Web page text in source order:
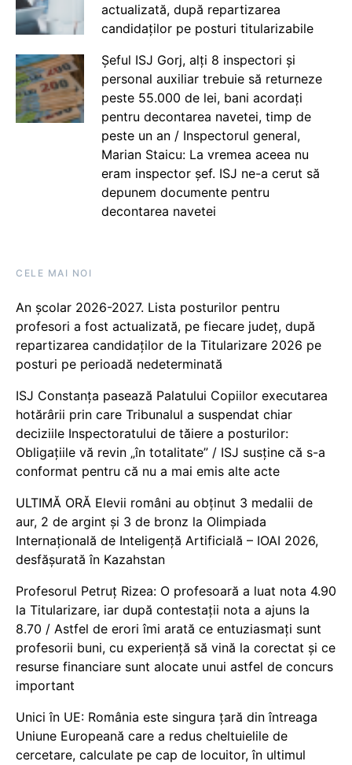
actualizată, după repartizarea
candidaților pe posturi titularizabile
Șeful ISJ Gorj, alți 8 inspectori și
personal auxiliar trebuie să returneze
peste 55.000 de lei, bani acordați
pentru decontarea navetei, timp de
peste un an / Inspectorul general,
Marian Staicu: La vremea aceea nu
eram inspector șef. ISJ ne-a cerut să
depunem documente pentru
decontarea navetei
CELE MAI NOI
An școlar 2026-2027. Lista posturilor pentru
profesori a fost actualizată, pe fiecare județ, după
repartizarea candidaților de la Titularizare 2026 pe
posturi pe perioadă nedeterminată
ISJ Constanța pasează Palatului Copiilor executarea
hotărârii prin care Tribunalul a suspendat chiar
deciziile Inspectoratului de tăiere a posturilor:
Obligațiile vă revin „în totalitate” / ISJ susține că s-a
conformat pentru că nu a mai emis alte acte
ULTIMĂ ORĂ Elevii români au obținut 3 medalii de
aur, 2 de argint și 3 de bronz la Olimpiada
Internațională de Inteligență Artificială – IOAI 2026,
desfășurată în Kazahstan
Profesorul Petruț Rizea: O profesoară a luat nota 4.90
la Titularizare, iar după contestații nota a ajuns la
8.70 / Astfel de erori îmi arată ce entuziasmați sunt
profesorii buni, cu experiență să vină la corectat și ce
resurse financiare sunt alocate unui astfel de concurs
important
Unici în UE: România este singura țară din întreaga
Uniune Europeană care a redus cheltuielile de
cercetare, calculate pe cap de locuitor, în ultimul